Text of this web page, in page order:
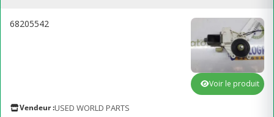
68205542
Vendeur :USED WORLD PARTS
Voir le produit